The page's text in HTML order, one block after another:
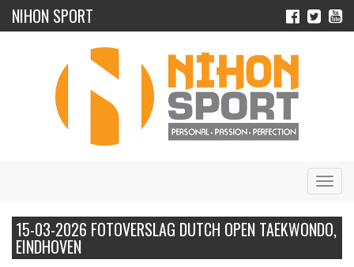
NIHON SPORT
15-03-2026 FOTOVERSLAG DUTCH OPEN TAEKWONDO,
EINDHOVEN